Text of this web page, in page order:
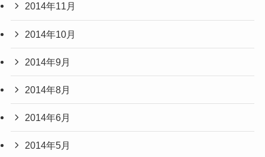
2014年11月
2014年10月
2014年9月
2014年8月
2014年6月
2014年5月